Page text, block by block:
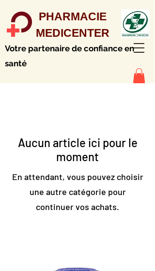
PHARMACIE
MEDICENTER
Votre partenaire de confiance en
santé
Aucun article ici pour le
moment
En attendant, vous pouvez choisir
une autre catégorie pour
continuer vos achats.